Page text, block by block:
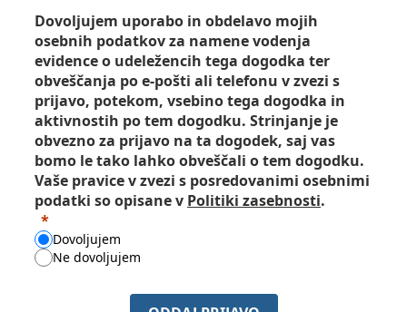
Dovoljujem uporabo in obdelavo mojih
osebnih podatkov za namene vodenja
evidence o udeležencih tega dogodka ter
obveščanja po e-pošti ali telefonu v zvezi s
prijavo, potekom, vsebino tega dogodka in
aktivnostih po tem dogodku. Strinjanje je
obvezno za prijavo na ta dogodek, saj vas
bomo le tako lahko obveščali o tem dogodku.
Vaše pravice v zvezi s posredovanimi osebnimi
podatki so opisane v Politiki zasebnosti.
Dovoljujem
Ne dovoljujem